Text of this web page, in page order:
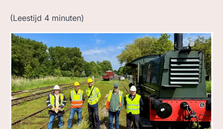
CONTACT
LEZEN BC, JAAR
ZOEK, IN BC
(Leestijd 4 minuten)